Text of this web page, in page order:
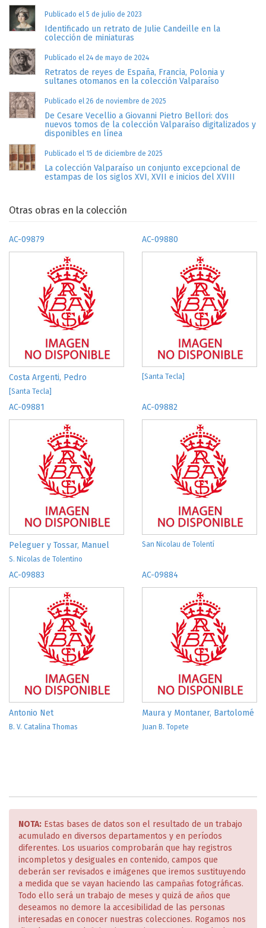
Publicado el 5 de julio de 2023
Identificado un retrato de Julie Candeille en la
colección de miniaturas
Publicado el 24 de mayo de 2024
Retratos de reyes de España, Francia, Polonia y
sultanes otomanos en la colección Valparaíso
Publicado el 26 de noviembre de 2025
De Cesare Vecellio a Giovanni Pietro Bellori: dos
nuevos tomos de la colección Valparaíso digitalizados y
disponibles en línea
Publicado el 15 de diciembre de 2025
La colección Valparaíso un conjunto excepcional de
estampas de los siglos XVI, XVII e inicios del XVIII
Otras obras en la colección
AC-09879
Costa Argenti, Pedro
[Santa Tecla]
AC-09880
[Santa Tecla]
AC-09881
Peleguer y Tossar, Manuel
S. Nicolas de Tolentino
AC-09882
San Nicolau de Tolentí
AC-09883
Antonio Net
B. V. Catalina Thomas
AC-09884
Maura y Montaner, Bartolomé
Juan B. Topete
NOTA: Estas bases de datos son el resultado de un trabajo
acumulado en diversos departamentos y en períodos
diferentes. Los usuarios comprobarán que hay registros
incompletos y desiguales en contenido, campos que
deberán ser revisados e imágenes que iremos sustituyendo
a medida que se vayan haciendo las campañas fotográficas.
Todo ello será un trabajo de meses y quizá de años que
deseamos no demore la accesibilidad de las personas
interesadas en conocer nuestras colecciones. Rogamos nos